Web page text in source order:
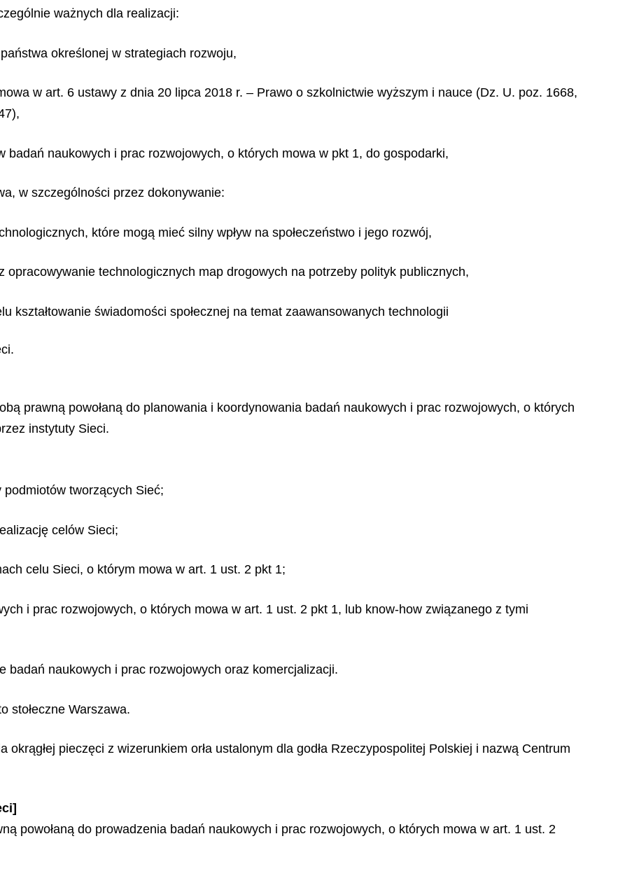
ważnych dla realizacji:
określonej w strategiach rozwoju,
w art. 6 ustawy z dnia 20 lipca 2018 r. – Prawo o szkolnictwie wyższym i nauce (Dz. U. poz. 1668,
badań naukowych i prac rozwojowych, o których mowa w pkt 1, do gospodarki,
w szczególności przez dokonywanie:
które mogą mieć silny wpływ na społeczeństwo i jego rozwój,
opracowywanie technologicznych map drogowych na potrzeby polityk publicznych,
kształtowanie świadomości społecznej na temat zaawansowanych technologii
prawną powołaną do planowania i koordynowania badań naukowych i prac rozwojowych, o których
instytuty Sieci.
podmiotów tworzących Sieć;
celów Sieci;
celu Sieci, o którym mowa w art. 1 ust. 2 pkt 1;
i prac rozwojowych, o których mowa w art. 1 ust. 2 pkt 1, lub know-how związanego z tymi
badań naukowych i prac rozwojowych oraz komercjalizacji.
stołeczne Warszawa.
pieczęci z wizerunkiem orła ustalonym dla godła Rzeczypospolitej Polskiej i nazwą Centrum
powołaną do prowadzenia badań naukowych i prac rozwojowych, o których mowa w art. 1 ust. 2